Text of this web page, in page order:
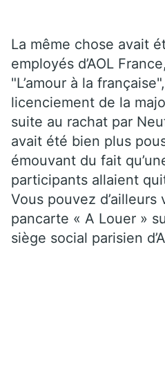
La même chose avait
employés d’AOL
"L’amour à la
licenciement de la
suite au rachat par
avait été bien plus
émouvant du fait
participants allaient
Vous pouvez
pancarte « A Louer »
siège social parisien